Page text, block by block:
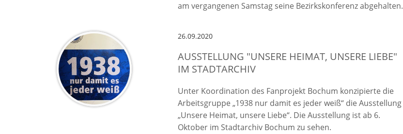
am vergangenen Samstag seine Bezirkskonferenz abgehalten.
26.09.2020
AUSSTELLUNG "UNSERE HEIMAT, UNSERE LIEBE"
IM STADTARCHIV
Unter Koordination des Fanprojekt Bochum konzipierte die
Arbeitsgruppe „1938 nur damit es jeder weiß“ die Ausstellung
„Unsere Heimat, unsere Liebe“. Die Ausstellung ist ab 6.
Oktober im Stadtarchiv Bochum zu sehen.